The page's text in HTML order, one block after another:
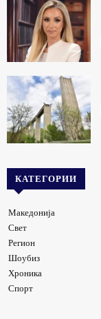
КАТЕГОРИИ
Македонија
Свет
Регион
Шоубиз
Хроника
Спорт